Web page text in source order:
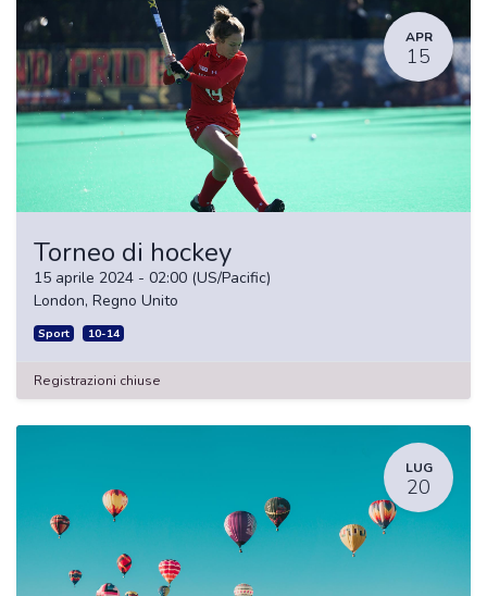
APR
15
Torneo di hockey
15 aprile 2024 - 02:00 (US/Pacific)
London, Regno Unito
Sport 10-14
Registrazioni chiuse
LUG
20